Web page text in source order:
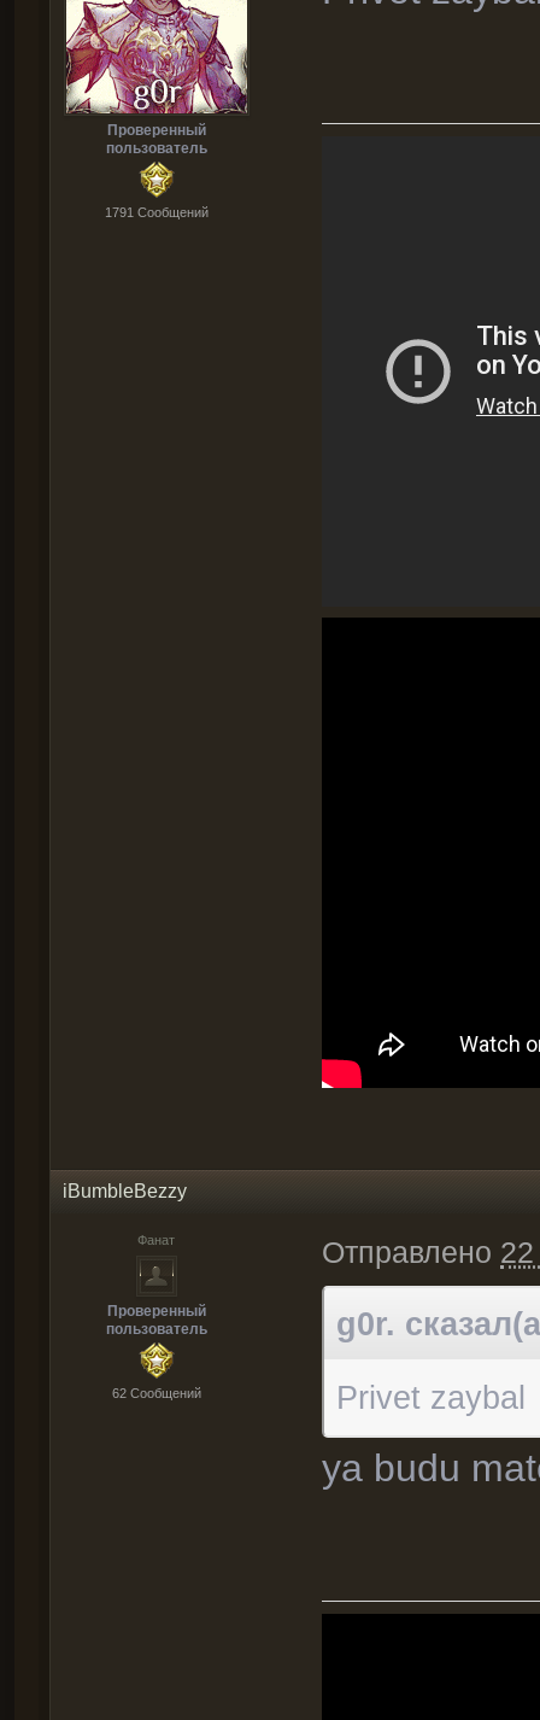
Проверенный
пользователь
1791 Cообщений
iBumbleBezzy
Фанат
Проверенный
пользователь
62 Cообщений
Отправлено
g0r.
Privet zaybal
ya budu